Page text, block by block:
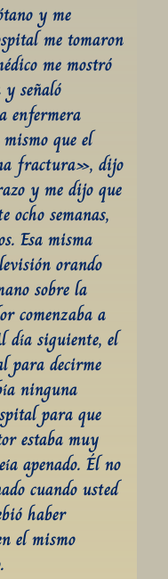
y me
me tomaron
me mostró
señaló
enfermera
que el
fractura», dijo
y me dijo que
ocho semanas,
Esa misma
orando
sobre la
comenzaba a
día siguiente, el
para decirme
ninguna
para que
estaba muy
apenado. Él no
cuando usted
haber
el mismo